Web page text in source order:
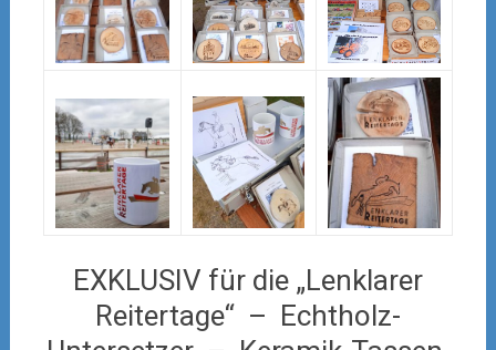
EXKLUSIV für die „Lenklarer
Reitertage“ – Echtholz-